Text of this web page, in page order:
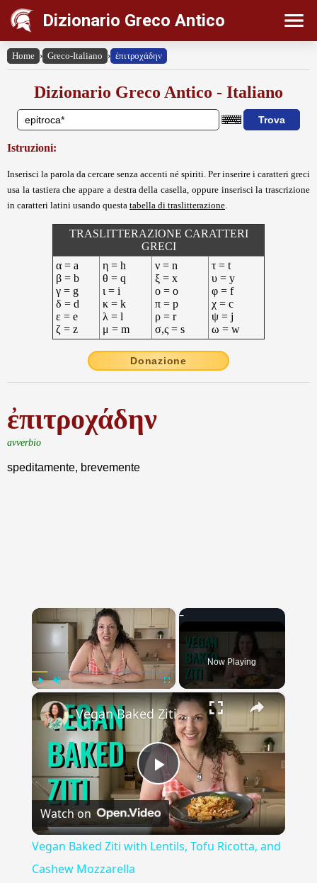
Dizionario Greco Antico
Home › Greco-Italiano › ἐπιτροχάδην
Dizionario Greco Antico - Italiano
Istruzioni:
Inserisci la parola da cercare senza accenti né spiriti. Per inserire i caratteri greci
usa la tastiera che appare a destra della casella, oppure inserisci la trascrizione
in caratteri latini usando questa tabella di traslitterazione
TRASLITTERAZIONE CARATTERI
GRECI
α = a
β = b
γ = g
δ = d
ε = e
ζ = z
η = h
θ = q
ι = i
κ = k
λ = l
μ = m
ν = n
ξ = x
ο = o
π = p
ρ = r
σ,ς = s
τ = t
υ = y
φ = f
χ = c
ψ = j
ω = w
Donazione
ἐπιτροχάδην
avverbio
speditamente, brevemente
×
Fullscreen
Now Playing
×
Play
Video
Vegan Baked Ziti with Lentils, Tofu Ricotta, and Cashew Mozzarella
Watch on
Vegan Baked Ziti with Lentils, Tofu Ricotta, and
Cashew Mozzarella